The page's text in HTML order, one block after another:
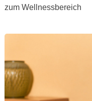
zum Wellnessbereich